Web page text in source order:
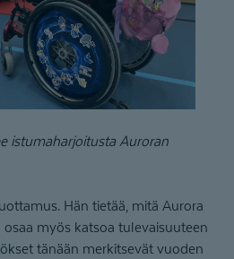
istumaharjoitusta Auroran
Hän tietää, mitä Aurora
myös katsoa tulevaisuuteen
tänään merkitsevät vuoden